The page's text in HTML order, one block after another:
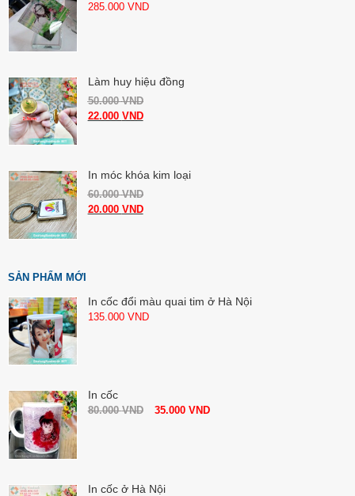
285.000 VND
Làm huy hiệu đồng
50.000VND
22.000 VND
In móc khóa kim loại
60.000VND
20.000 VND
SẢN PHẨM MỚI
In cốc đổi màu quai tim ở Hà Nội
135.000 VND
In cốc
80.000VND 35.000 VND
In cốc ở Hà Nội